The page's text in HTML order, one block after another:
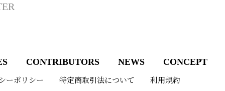
CONTRIBUTORS NEWS CONCEPT
ーポリシー 特定商取引法について 利用規約